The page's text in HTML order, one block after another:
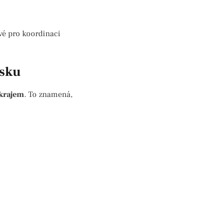
pro koordinaci
. To znamená,